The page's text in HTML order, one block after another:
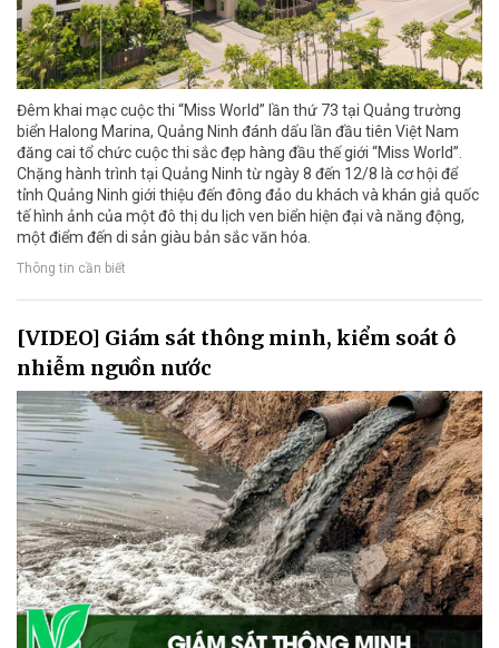
Đêm khai mạc cuộc thi “Miss World” lần thứ 73 tại Quảng trường
biển Halong Marina, Quảng Ninh đánh dấu lần đầu tiên Việt Nam
đăng cai tổ chức cuộc thi sắc đẹp hàng đầu thế giới “Miss World”.
Chặng hành trình tại Quảng Ninh từ ngày 8 đến 12/8 là cơ hội để
tỉnh Quảng Ninh giới thiệu đến đông đảo du khách và khán giả quốc
tế hình ảnh của một đô thị du lịch ven biển hiện đại và năng động,
một điểm đến di sản giàu bản sắc văn hóa.
Thông tin cần biết
[VIDEO] Giám sát thông minh, kiểm soát ô
nhiễm nguồn nước